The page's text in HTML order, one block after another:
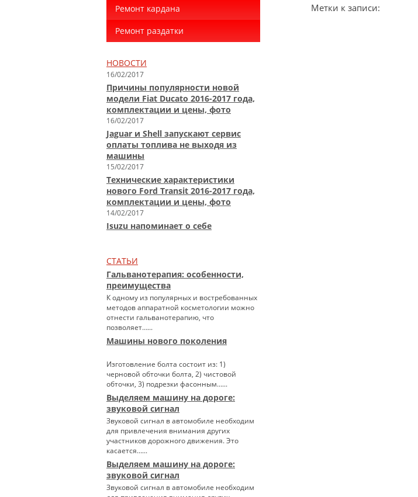
Ремонт кардана
Ремонт раздатки
НОВОСТИ
16/02/2017
Причины популярности новой
модели Fiat Ducato 2016-2017 года,
комплектации и цены, фото
16/02/2017
Jaguar и Shell запускают сервис
оплаты топлива не выходя из
машины
15/02/2017
Технические характеристики
нового Ford Transit 2016-2017 года,
комплектации и цены, фото
14/02/2017
Isuzu напоминает о себе
СТАТЬИ
Гальванотерапия: особенности,
преимущества
К одному из популярных и востребованных
методов аппаратной косметологии можно
отнести гальванотерапию, что
позволяет…...
Машины нового поколения
Изготовление болта состоит из: 1)
черновой обточки болта, 2) чистовой
обточки, 3) подрезки фасонным…...
Выделяем машину на дороге:
звуковой сигнал
Звуковой сигнал в автомобиле необходим
для привлечения внимания других
участников дорожного движения. Это
касается…...
Выделяем машину на дороге:
звуковой сигнал
Звуковой сигнал в автомобиле необходим
Метки к записи: